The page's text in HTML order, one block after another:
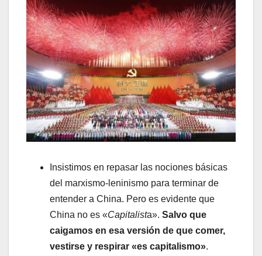
Insistimos en repasar las nociones básicas
del marxismo-leninismo para terminar de
entender a China. Pero es evidente que
China no es «Capitalista». Salvo que
caigamos en esa versión de que comer,
vestirse y respirar «es capitalismo».